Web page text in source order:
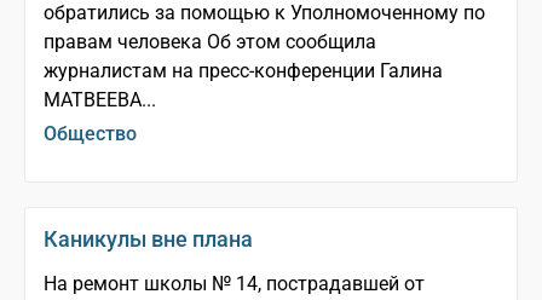
обратились за помощью к Уполномоченному по
правам человека Об этом сообщила
журналистам на пресс-конференции Галина
МАТВЕЕВА...
Общество
Каникулы вне плана
На ремонт школы № 14, пострадавшей от